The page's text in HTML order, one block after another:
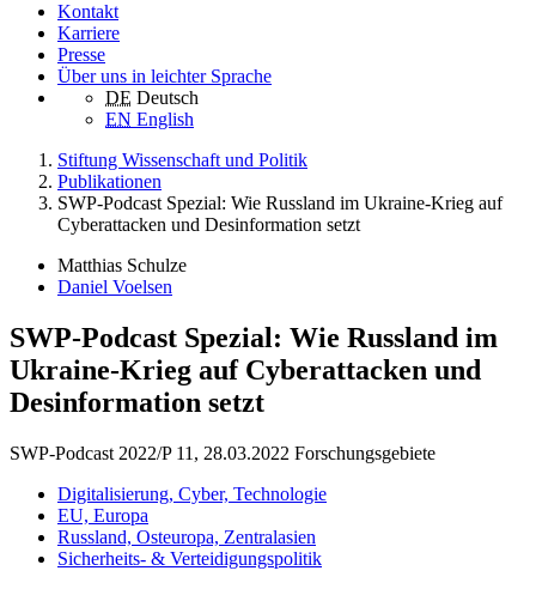
Kontakt
Karriere
Presse
Über uns in leichter Sprache
DE Deutsch
EN English
Stiftung Wissenschaft und Politik
Publikationen
SWP-Podcast Spezial: Wie Russland im Ukraine-Krieg auf
Cyberattacken und Desinformation setzt
Matthias Schulze
Daniel Voelsen
SWP-Podcast Spezial: Wie Russland im
Ukraine-Krieg auf Cyberattacken und
Desinformation setzt
SWP-Podcast 2022/P 11, 28.03.2022 Forschungsgebiete
Digitalisierung, Cyber, Technologie
EU, Europa
Russland, Osteuropa, Zentralasien
Sicherheits- & Verteidigungspolitik